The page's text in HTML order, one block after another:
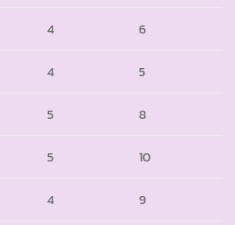
4 6
4 5
5 8
5 10
4 9